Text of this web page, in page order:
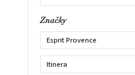
Značky
Esprit Provence
Itinera